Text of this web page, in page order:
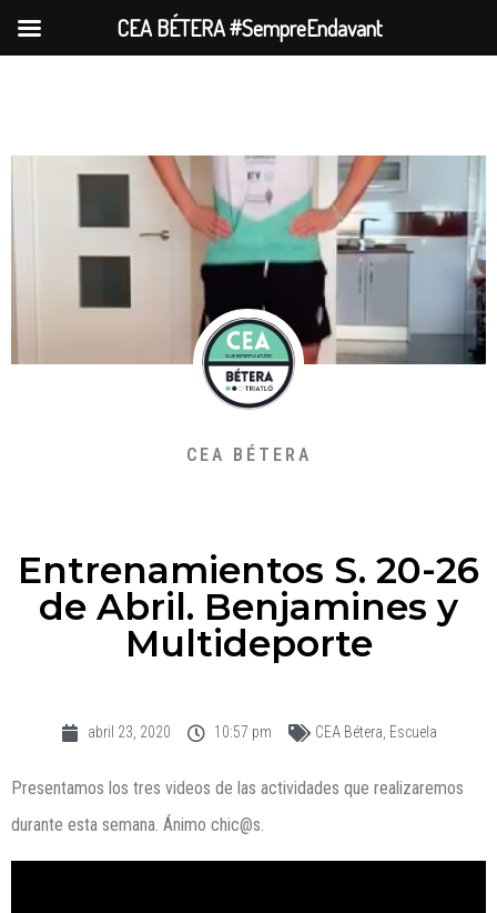
CEA BÉTERA
Entrenamientos S. 20-26
de Abril. Benjamines y
Multideporte
abril 23, 2020 10:57 pm CEA Bétera, Escuela
Presentamos los tres videos de las actividades que realizaremos
durante esta semana. Ánimo chic@s.
CEA BÉTERA #SempreEndavant